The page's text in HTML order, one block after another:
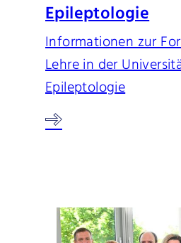
Epileptologie
Informationen zur
Lehre in der
Epileptologie